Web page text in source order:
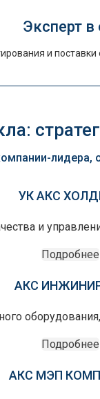
Эксперт
и
лидера,
УК АКС
и
Подробнее
АКС
Подробнее
АКС МЭП